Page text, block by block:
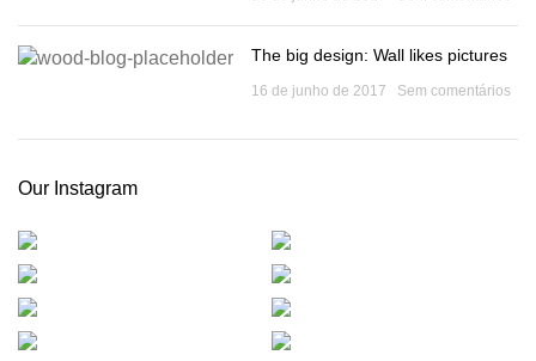
The big design: Wall likes pictures
16 de junho de 2017 Sem comentários
Our Instagram